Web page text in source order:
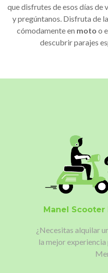
que disfrutes de esos días de
y pregúntanos. Disfruta de la
cómodamente en moto o
descubrir parajes
Manel Scooter
¿Necesitas alquilar
la mejor